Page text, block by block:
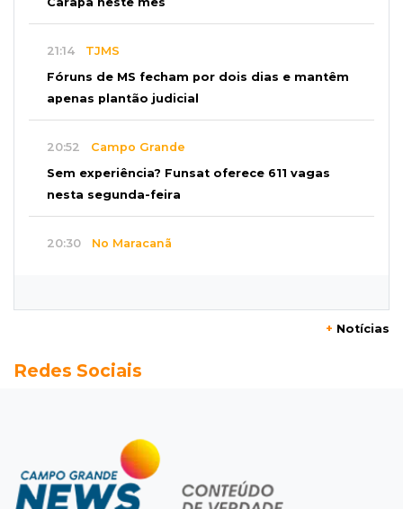
21:14 TJMS
Fóruns de MS fecham por dois dias e mantêm
apenas plantão judicial
20:52 Campo Grande
Sem experiência? Funsat oferece 611 vagas
nesta segunda-feira
20:30 No Maracanã
Seleções em MS têm salários de até R$ 8,2 mil;
Jardim Itatiaia
Vigia é amarrado durante roubo de carro e
dois caminhões em pátio
+ Notícias
Redes Sociais